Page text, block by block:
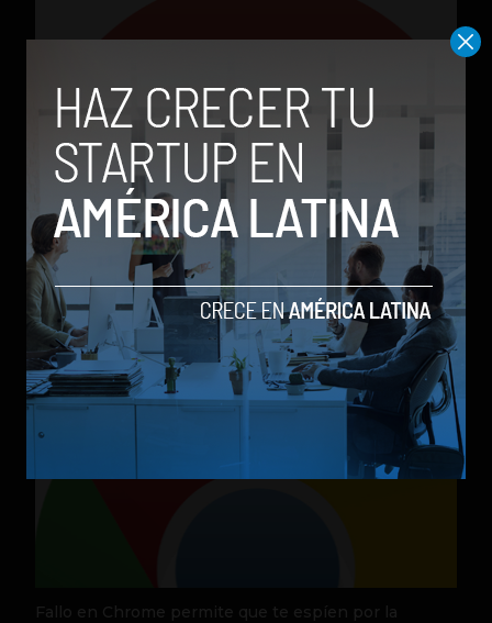
Llegó Chrome 28 con un nuevo centro de
notificaciones
by Social Geek
11 de julio de 2013
Fallo en Chrome permite que te espíen por la